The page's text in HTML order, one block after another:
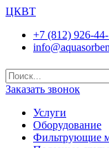
ЦКВТ
+7 (812) 926-44-
Заказать звонок
Услуги
Оборудование
Фильтрующие